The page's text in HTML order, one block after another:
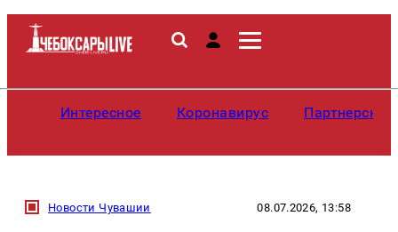
Интересное Коронавирус
Новости Чувашии 08.07.2026, 13:58